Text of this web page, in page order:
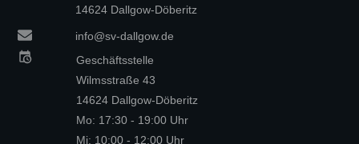
14624 Dallgow-Döberitz
info@sv-dallgow.de
Geschäftsstelle
Wilmsstraße 43
14624 Dallgow-Döberitz
Mo: 17:30 - 19:00 Uhr
Mi: 10:00 - 12:00 Uhr